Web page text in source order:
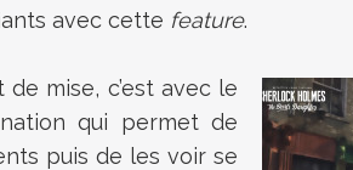
avec cette feature.
mise, c’est avec le
qui permet de
puis de les voir se